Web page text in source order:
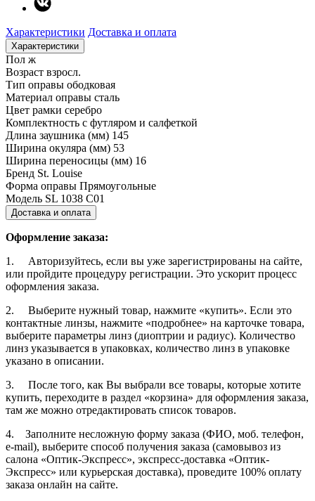
Характеристики Доставка и оплата
Характеристики
Пол ж
Возраст взросл.
Тип оправы ободковая
Материал оправы сталь
Цвет рамки серебро
Комплектность с футляром и салфеткой
Длина заушника (мм) 145
Ширина окуляра (мм) 53
Ширина переносицы (мм) 16
Бренд St. Louise
Форма оправы Прямоугольные
Модель SL 1038 C01
Доставка и оплата
Оформление заказа:
1. Авторизуйтесь, если вы уже зарегистрированы на сайте,
или пройдите процедуру регистрации. Это ускорит процесс
оформления заказа.
2. Выберите нужный товар, нажмите «купить». Если это
контактные линзы, нажмите «подробнее» на карточке товара,
выберите параметры линз (диоптрии и радиус). Количество
линз указывается в упаковках, количество линз в упаковке
указано в описании.
3. После того, как Вы выбрали все товары, которые хотите
купить, переходите в раздел «корзина» для оформления заказа,
там же можно отредактировать список товаров.
4. Заполните несложную форму заказа (ФИО, моб. телефон,
e-mail), выберите способ получения заказа (самовывоз из
салона «Оптик-Экспресс», экспресс-доставка «Оптик-
Экспресс» или курьерская доставка), проведите 100% оплату
заказа онлайн на сайте.